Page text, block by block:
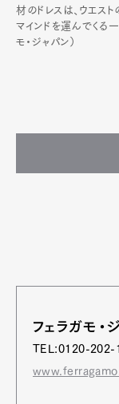
材のドレスは、ウエス
マインドを運んでくる
モ・ジャパン）
フェラガモ・
TEL:0120-202-